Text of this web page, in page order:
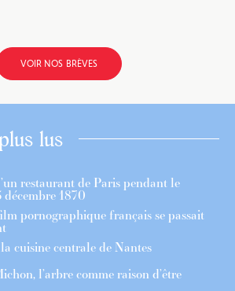
VOIR NOS BRÈVES
lus
restaurant de Paris pendant le
décembre 1870
pornographique français se passait
cuisine centrale de Nantes
l’arbre comme raison d’être